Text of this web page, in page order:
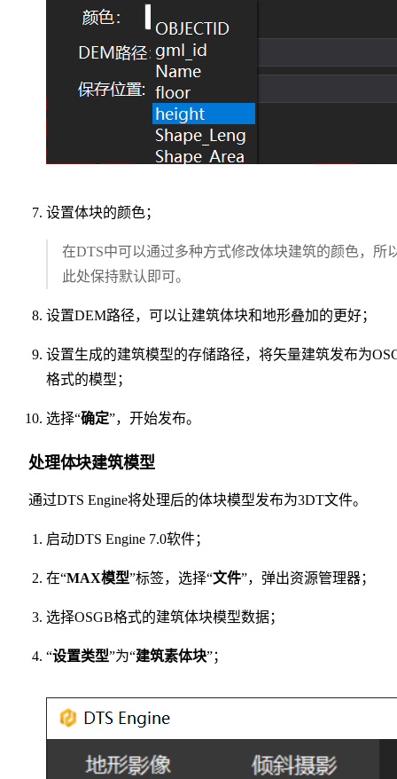
设置体块的颜色；
在DTS中可以通过多种方式修改体块建筑的颜色，所
此处保持默认即可。
设置DEM路径，可以让建筑体块和地形叠加的更好；
设置生成的建筑模型的存储路径，将矢量建筑发布为
格式的模型；
选择“确定”，开始发布。
处理体块建筑模型
通过DTS Engine将处理后的体块模型发布为3DT文件。
启动DTS Engine 7.0软件；
在“MAX模型”标签，选择“文件”，弹出资源管理器；
选择OSGB格式的建筑体块模型数据；
“设置类型”为“建筑素体块”；